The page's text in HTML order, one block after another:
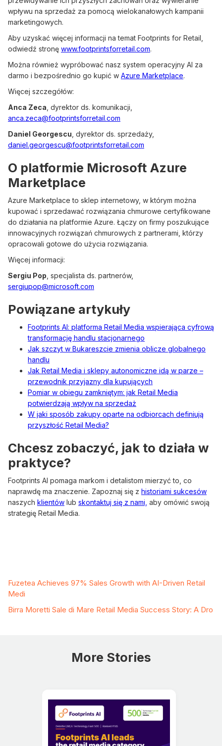
wpływu na sprzedaż za pomocą wielokanałowych kampanii
marketingowych.
Aby uzyskać więcej informacji na temat Footprints for Retail,
odwiedź stronę www.footprintsforretail.com.
Można również wypróbować nasz system operacyjny AI za
darmo i bezpośrednio go kupić w Azure Marketplace.
Więcej szczegółów:
Anca Zeca , dyrektor ds. komunikacji,
anca.zeca@footprintsforretail.com
Daniel Georgescu , dyrektor ds. sprzedaży,
daniel.georgescu@footprintsforretail.com
O platformie Microsoft Azure
Marketplace
Azure Marketplace to sklep internetowy, w którym można
kupować i sprzedawać rozwiązania chmurowe certyfikowane
do działania na platformie Azure. Łączy on firmy poszukujące
innowacyjnych rozwiązań chmurowych z partnerami, którzy
opracowali gotowe do użycia rozwiązania.
Więcej informacji:
Sergiu Pop , specjalista ds. partnerów,
sergiupop@microsoft.com
Powiązane artykuły
Footprints AI: platforma Retail Media wspierająca cyfrową
transformację handlu stacjonarnego
Jak szczyt w Bukareszcie zmienia oblicze globalnego
handlu
Jak Retail Media i sklepy autonomiczne idą w parze –
przewodnik przyjazny dla kupujących
Pomiar w obiegu zamkniętym: jak Retail Media
potwierdzają wpływ na sprzedaż
W jaki sposób zakupy oparte na odbiorcach definiują
przyszłość Retail Media?
Chcesz zobaczyć, jak to działa w
praktyce?
Footprints AI pomaga markom i detalistom mierzyć to, co
naprawdę ma znaczenie. Zapoznaj się z historiami sukcesów
naszych klientów lub skontaktuj się z nami, aby omówić swoją
strategię Retail Media.
Fuzetea Achieves 97% Sales Growth with AI-Driven Retail
Medi
Birra Moretti Sale di Mare Retail Media Success Story: A Dro
More Stories